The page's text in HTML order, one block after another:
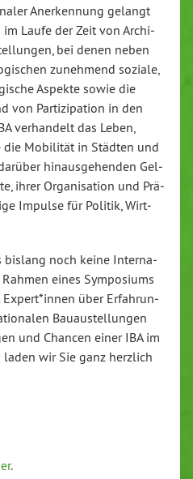
An­er­ken­nung gelangt
im Laufe der Zeit von Ar­chi­
bei denen neben
zunehmend soziale,
Aspekte sowie die
von Par­ti­zi­pa­ti­on in den
ver­han­delt das Leben,
die Mobilität in Städten und
hin­aus­ge­hen­den Gel­
ihrer Or­ga­ni­sa­ti­on und Prä­
Impulse für Politik, Wirt­
bislang noch keine In­ter­na­
eines Sym­po­si­ums
über Er­fah­run­
Bau­au­stel­lun­gen
und Chancen einer IBA im
laden wir Sie ganz herzlich
.